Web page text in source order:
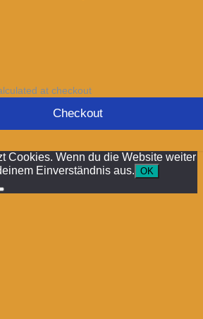
at checkout
Checkout
Cookies. Wenn du die Website weiter
Einverständnis aus. OK